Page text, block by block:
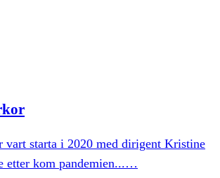
vart starta i 2020 med dirigent Kristine
etter kom pandemien...…